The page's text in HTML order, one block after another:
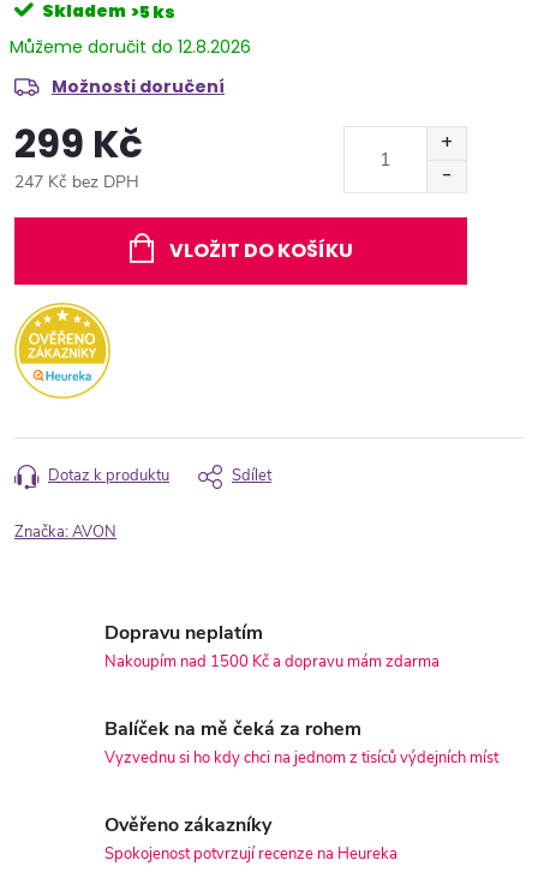
Skladem >5 ks
12.8.2026
Možnosti doručení
299 Kč
247 Kč bez DPH
VLOŽIT DO KOŠÍKU
Dotaz k produktu Sdílet
Značka:AVON
Dopravu neplatím
Nakoupím nad 1500 Kč a dopravu mám zdarma
Balíček na mě čeká za rohem
Vyzvednu si ho kdy chci na jednom z tisíců výdejních míst
Ověřeno zákazníky
Spokojenost potvrzují recenze na Heureka